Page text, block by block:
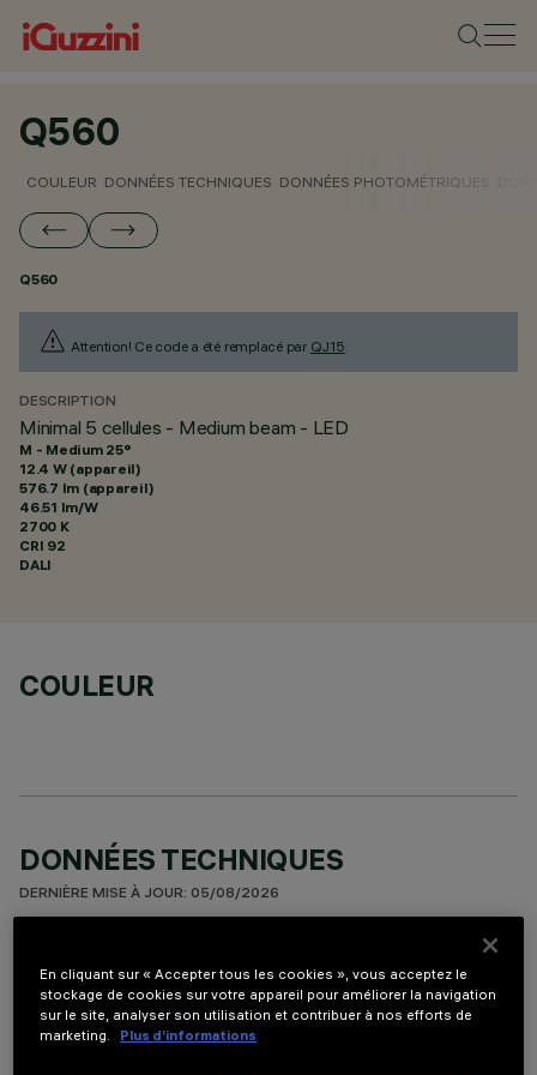
Q560
COULEUR DONNÉES TECHNIQUES DONNÉES PHOTOMÉTRIQUES
Q560
Attention! Ce code a été remplacé par QJ15.
DESCRIPTION
Minimal 5 cellules - Medium beam - LED
M - Medium 25°
12.4 W (appareil)
576.7 lm (appareil)
46.51 lm/W
2700 K
CRI 92
DALI
COULEUR
DONNÉES TECHNIQUES
DERNIÈRE MISE À JOUR: 05/08/2026
Appareil miniaturisé encastrable linéaire à 5 éléments
optiques pour sources LED - optique fixe. Malgré les
En cliquant sur « Accepter tous les cookies », vous acceptez le
stockage de cookies sur votre appareil pour améliorer la navigation
sur le site, analyser son utilisation et contribuer à nos efforts de
marketing.
Plus d’informations